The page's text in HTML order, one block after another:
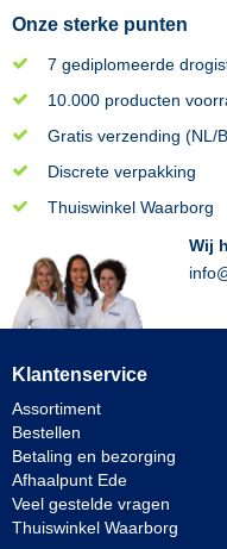
Onze sterke punten
7 gediplomeerde
10.000 producten
Gratis verzending (NL/
Discrete verpakking
Thuiswinkel Waarborg
Wij
Klantenservice
Assortiment
Bestellen
Betaling en bezorging
Afhaalpunt Ede
Veel gestelde vragen
Thuiswinkel Waarborg